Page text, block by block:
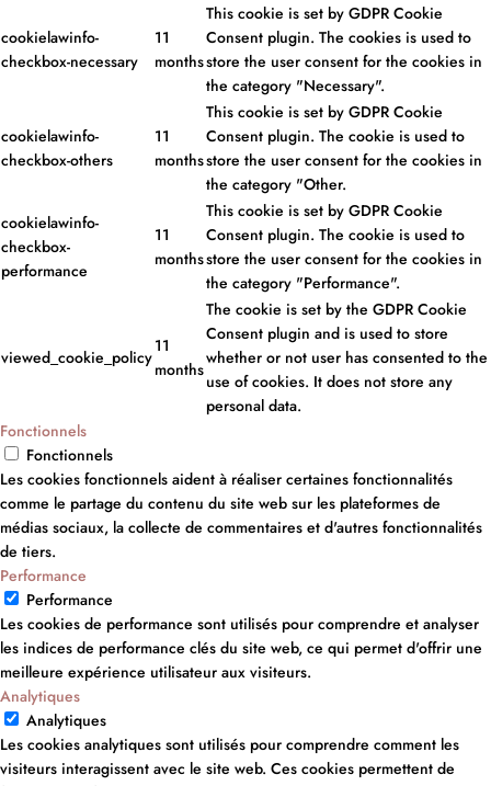
cookielawinfo-
checkbox-necessary
11
months
This cookie is set by GDPR Cookie
Consent plugin. The cookies is used to
store the user consent for the cookies in
the category "Necessary".
cookielawinfo-
checkbox-others
11
months
This cookie is set by GDPR Cookie
Consent plugin. The cookie is used to
store the user consent for the cookies in
the category "Other.
cookielawinfo-
checkbox-
performance
11
months
This cookie is set by GDPR Cookie
Consent plugin. The cookie is used to
store the user consent for the cookies in
the category "Performance".
viewed_cookie_policy
11
months
The cookie is set by the GDPR Cookie
Consent plugin and is used to store
whether or not user has consented to the
use of cookies. It does not store any
personal data.
Fonctionnels
Fonctionnels
Les cookies fonctionnels aident à réaliser certaines fonctionnalités
comme le partage du contenu du site web sur les plateformes de
médias sociaux, la collecte de commentaires et d'autres fonctionnalités
de tiers.
Performance
Performance
Les cookies de performance sont utilisés pour comprendre et analyser
les indices de performance clés du site web, ce qui permet d'offrir une
meilleure expérience utilisateur aux visiteurs.
Analytiques
Analytiques
Les cookies analytiques sont utilisés pour comprendre comment les
visiteurs interagissent avec le site web. Ces cookies permettent de